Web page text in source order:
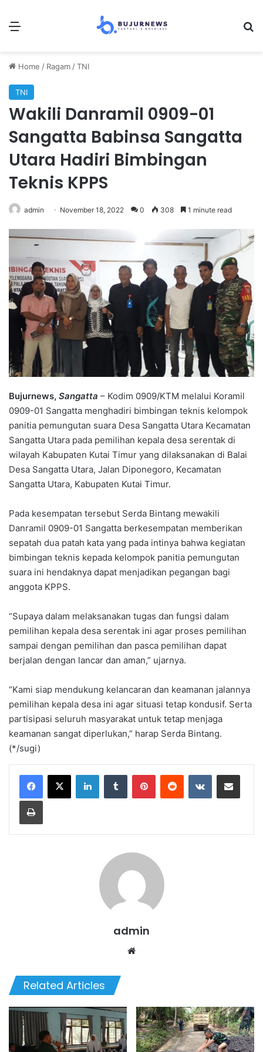
Home / Ragam /TNI
TNI
Wakili Danramil 0909-01
Sangatta Babinsa Sangatta
Utara Hadiri Bimbingan
Teknis KPPS
admin November 18, 2022 0 308 1 minute read
Bujurnews, Sangatta – Kodim 0909/KTM melalui Koramil
0909-01 Sangatta menghadiri bimbingan teknis kelompok
panitia pemungutan suara Desa Sangatta Utara Kecamatan
Sangatta Utara pada pemilihan kepala desa serentak di
wilayah Kabupaten Kutai Timur yang dilaksanakan di Balai
Desa Sangatta Utara, Jalan Diponegoro, Kecamatan
Sangatta Utara, Kabupaten Kutai Timur.
Pada kesempatan tersebut Serda Bintang mewakili
Danramil 0909-01 Sangatta berkesempatan memberikan
sepatah dua patah kata yang pada intinya bahwa kegiatan
bimbingan teknis kepada kelompok panitia pemungutan
suara ini hendaknya dapat menjadikan pegangan bagi
anggota KPPS.
“Supaya dalam melaksanakan tugas dan fungsi dalam
pemilihan kepala desa serentak ini agar proses pemilihan
sampai dengan pemilihan dan pasca pemilihan dapat
berjalan dengan lancar dan aman,” ujarnya.
“Kami siap mendukung kelancaran dan keamanan jalannya
pemilihan kepala desa ini agar situasi tetap kondusif. Serta
partisipasi seluruh masyarakat untuk tetap menjaga
keamanan sangat diperlukan,” harap Serda Bintang.
(*/sugi)
admin
Related Articles